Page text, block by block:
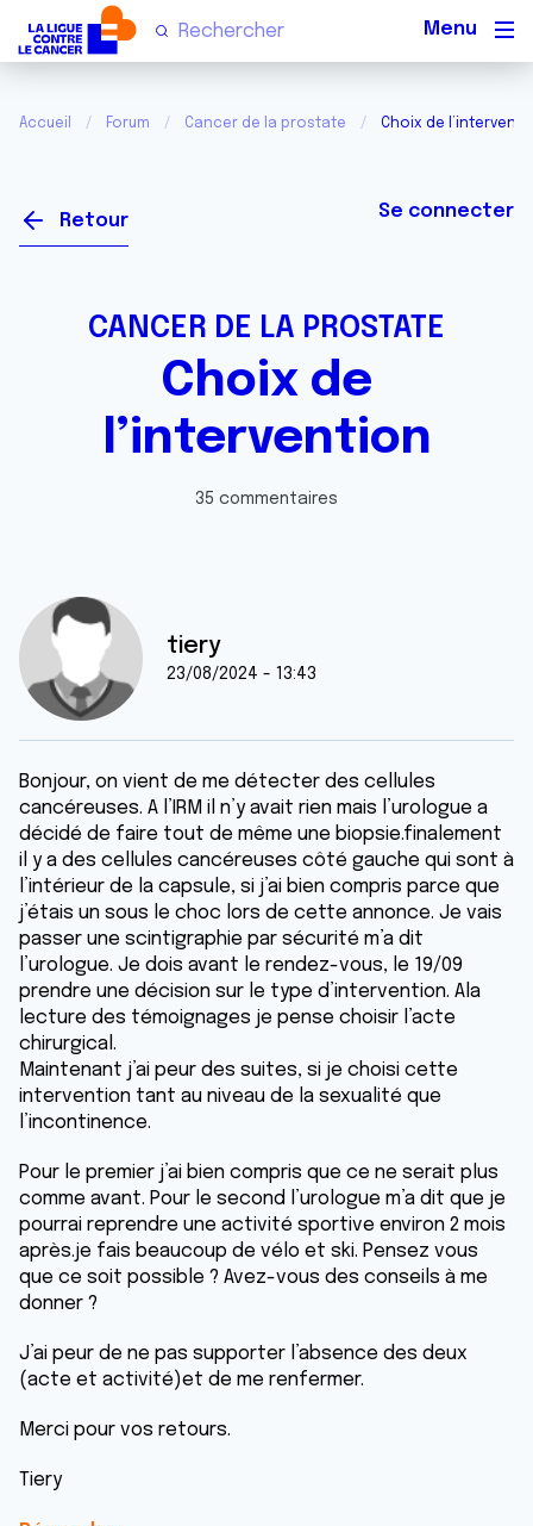
Accueil Forum Cancer de la prostate Choix de
Retour Se connecter
CANCER DE LA PROSTATE
Choix de
l’intervention
35 commentaires
tiery
23/08/2024 - 13:43
Bonjour, on vient de me détecter des cellules
cancéreuses. A l’IRM il n’y avait rien mais l’urologue a
décidé de faire tout de même une biopsie.finalement
il y a des cellules cancéreuses côté gauche qui sont à
l’intérieur de la capsule, si j’ai bien compris parce que
j’étais un sous le choc lors de cette annonce. Je vais
passer une scintigraphie par sécurité m’a dit
l’urologue. Je dois avant le rendez-vous, le 19/09
prendre une décision sur le type d’intervention. Ala
lecture des témoignages je pense choisir l’acte
chirurgical.
Maintenant j’ai peur des suites, si je choisi cette
intervention tant au niveau de la sexualité que
l’incontinence.
Pour le premier j’ai bien compris que ce ne serait plus
comme avant. Pour le second l’urologue m’a dit que je
pourrai reprendre une activité sportive environ 2 mois
après.je fais beaucoup de vélo et ski. Pensez vous
que ce soit possible ? Avez-vous des conseils à me
donner ?
J’ai peur de ne pas supporter l’absence des deux
(acte et activité)et de me renfermer.
Merci pour vos retours.
Tiery